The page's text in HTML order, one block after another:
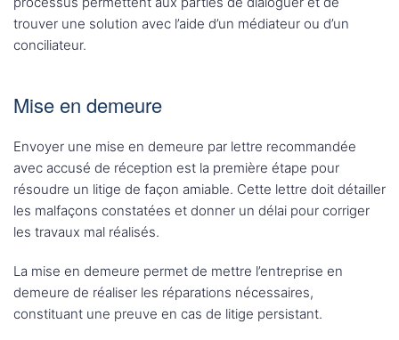
trouver une solution avec l’aide d’un médiateur ou d’un
conciliateur.
Mise en demeure
Envoyer une mise en demeure par lettre recommandée
avec accusé de réception est la première étape pour
résoudre un litige de façon amiable. Cette lettre doit détailler
les malfaçons constatées et donner un délai pour corriger
les travaux mal réalisés.
La mise en demeure permet de mettre l’entreprise en
demeure de réaliser les réparations nécessaires,
constituant une preuve en cas de litige persistant.